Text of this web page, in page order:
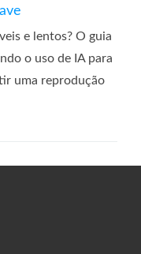
​​e lentos? O guia
o uso de IA para
uma reprodução